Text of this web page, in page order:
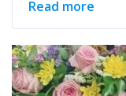
Read more